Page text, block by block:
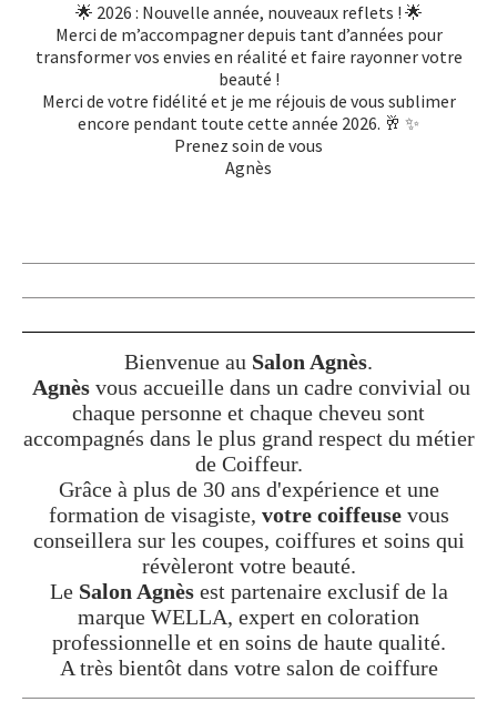
🌟 2026 : Nouvelle année, nouveaux reflets ! 🌟
Merci de m’accompagner depuis tant d’années pour
transformer vos envies en réalité et faire rayonner votre
beauté !
Merci de votre fidélité et je me réjouis de vous sublimer
encore pendant toute cette année 2026. 🥂 ✨
Prenez soin de vous
Agnès
Bienvenue au Salon Agnès.
Agnès vous accueille dans un cadre convivial ou
chaque personne et chaque cheveu sont
accompagnés dans le plus grand respect du métier
de Coiffeur.
Grâce à plus de 30 ans d'expérience et une
formation de visagiste, votre coiffeusevous
conseillera sur les coupes, coiffures et soins qui
révèleront votre beauté.
Le Salon Agnèsest partenaire exclusif de la
marque WELLA, expert en coloration
professionnelle et en soins de haute qualité.
A très bientôt dans votre salon de coiffure